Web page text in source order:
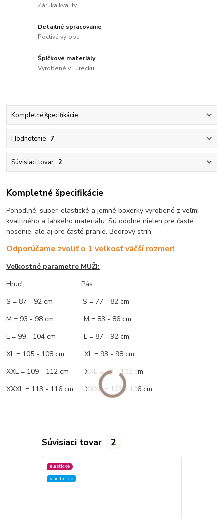
Záruka kvality
Detailné spracovanie
Poctivá výroba
Špičkové materiály
Vyrobené v Turecku
Kompletné špecifikácie
Hodnotenie 7
Súvisiaci tovar 2
Kompletné špecifikácie
Pohodlné, super-elastické a jemné boxerky vyrobené z veľmi
kvalitného a ľahkého materiálu. Sú odolné nielen pre časté
nosenie, ale aj pre časté pranie. Bedrový strih.
Odporúčame zvoliť o 1 veľkosť väčší rozmer!
Veľkostné parametre MUŽI:
Hruď:
Pás:
S = 87 - 92 cm S = 77 - 82 cm
M = 93 - 98 cm M = 83 - 86 cm
L = 99 - 104 cm L = 87 - 92 cm
XL = 105 - 108 cm XL = 93 - 98 cm
XXL = 109 - 112 cm XXL = 99 - 102 cm
XXXL = 113 - 116 cm XXXL = 103 - 106 cm
Súvisiaci tovar 2
elastické
viac farieb